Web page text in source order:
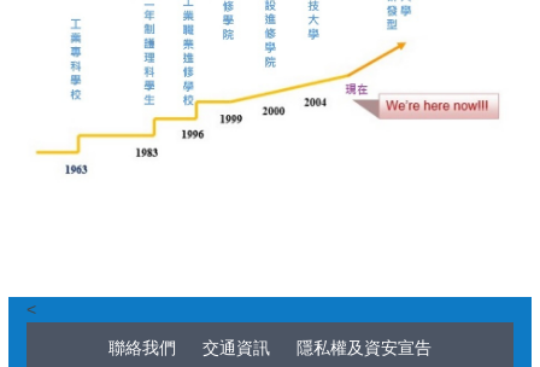
<
聯絡我們
交通資訊 隱私權及資安宣告